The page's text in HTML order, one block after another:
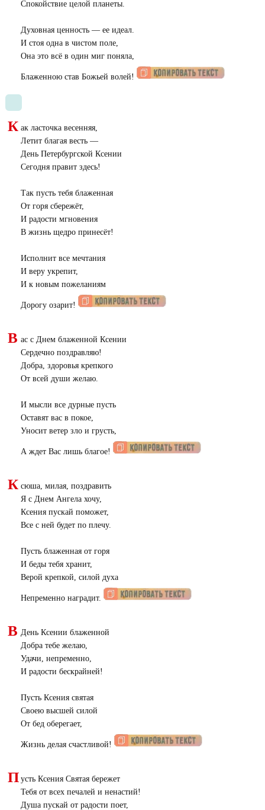
Спокойствие целой планеты.
Духовная ценность — ее идеал.
И стоя одна в чистом поле,
Она это всё в один миг поняла,
Блаженною став Божьей волей!
К ак ласточка весенняя,
Летит благая весть —
День Петербургской Ксении
Сегодня правит здесь!
Так пусть тебя блаженная
От горя сбережёт,
И радости мгновения
В жизнь щедро принесёт!
Исполнит все мечтания
И веру укрепит,
И к новым пожеланиям
Дорогу озарит!
В ас с Днем блаженной Ксении
Сердечно поздравляю!
Добра, здоровья крепкого
От всей души желаю.
И мысли все дурные пусть
Оставят вас в покое,
Уносит ветер зло и грусть,
А ждет Вас лишь благое!
К сюша, милая, поздравить
Я с Днем Ангела хочу,
Ксения пускай поможет,
Все с ней будет по плечу.
Пусть блаженная от горя
И беды тебя хранит,
Верой крепкой, силой духа
Непременно наградит.
В День Ксении блаженной
Добра тебе желаю,
Удачи, непременно,
И радости бескрайней!
Пусть Ксения святая
Своею высшей силой
От бед оберегает,
Жизнь делая счастливой!
П усть Ксения Святая бережет
Тебя от всех печалей и ненастий!
Душа пускай от радости поет,